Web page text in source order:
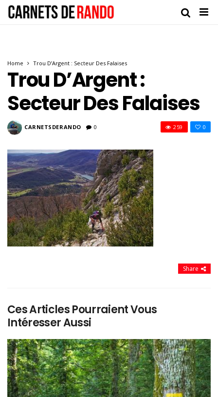
Home Trou D’Argent : Secteur Des Falaises
Trou D’Argent :
Secteur Des Falaises
CARNETSDERANDO 0 0
259
Share
Ces Articles Pourraient Vous
Intéresser Aussi